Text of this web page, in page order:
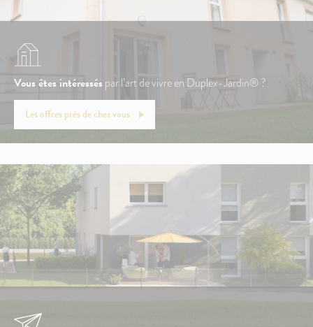
Vous êtes intéressés par l’art de vivre en Duplex-Jardin® ?
Les offres près de chez vous